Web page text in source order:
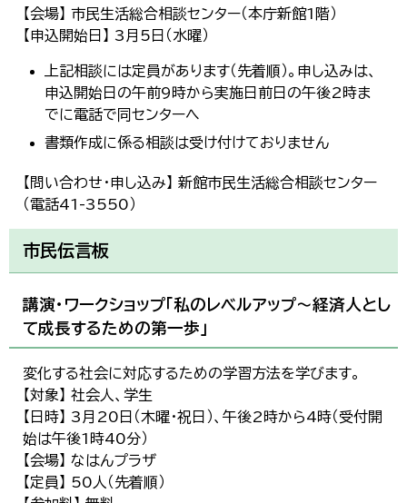
【会場】 市民生活総合相談センター（本庁新館1階）
【申込開始日】 3月5日（水曜）
上記相談には定員があります（先着順）。申し込みは、
申込開始日の午前9時から実施日前日の午後2時ま
でに電話で同センターへ
書類作成に係る相談は受け付けておりません
【問い合わせ・申し込み】 新館市民生活総合相談センター
（電話41-3550）
市民伝言板
講演・ワークショップ「私のレベルアップ～経済人とし
て成長するための第一歩」
変化する社会に対応するための学習方法を学びます。
【対象】 社会人、学生
【日時】 3月20日（木曜・祝日）、午後2時から4時（受付開
始は午後1時40分）
【会場】 なはんプラザ
【定員】 50人（先着順）